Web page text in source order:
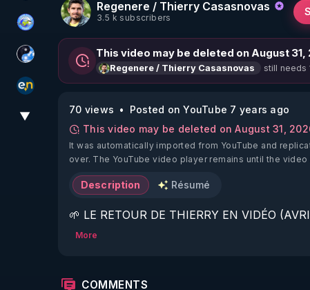
Tonton Posture Débrief
Chercheur de vérité
essentiel.news
▼
Regenere / Thierry Casasnovas
3.5 k subscribers
This video may be deleted on August 31,
Regenere / Thierry Casasnovas still needs
70 views
Posted on YouTube 7 years ago
This video may be deleted on August 31,
It was automatically imported from YouTube and
over. The YouTube video player remains until the
Description Résumé
🌱 LE RETOUR DE THIERRY EN VIDÉO
🌱 LE MAGAZINE RÉGÉNÈRE
More
COMMENTS